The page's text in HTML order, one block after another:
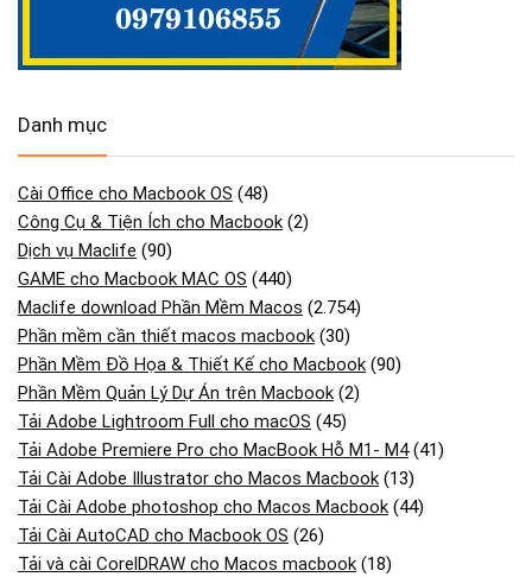
Danh mục
Cài Office cho Macbook OS (48)
Công Cụ & Tiện Ích cho Macbook (2)
Dịch vụ Maclife (90)
GAME cho Macbook MAC OS (440)
Maclife download Phần Mềm Macos (2.754)
Phần mềm cần thiết macos macbook (30)
Phần Mềm Đồ Họa & Thiết Kế cho Macbook (90)
Phần Mềm Quản Lý Dự Án trên Macbook (2)
Tải Adobe Lightroom Full cho macOS (45)
Tải Adobe Premiere Pro cho MacBook Hỗ M1- M4(41)
Tải Cài Adobe Illustrator cho Macos Macbook (13)
Tải Cài Adobe photoshop cho Macos Macbook (44)
Tải Cài AutoCAD cho Macbook OS (26)
Tải và cài CorelDRAW cho Macos macbook (18)